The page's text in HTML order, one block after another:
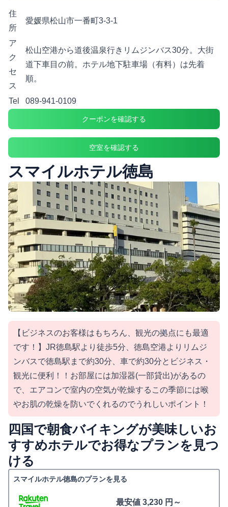
住
所
愛媛県松山市一番町3-3-1
ア
ク
セ
ス
松山空港から道後温泉行きリムジンバス30分。大街
道下車目の前。ホテル地下駐車場（有料）は先着
順。
Tel 089-941-0109
クーポンを確認する
空室を確認する
スマイルホテル徳島
【ビジネスのお客様はもちろん、観光の拠点にも最適
です！】JR徳島駅より徒歩5分、徳島空港よりリムジ
ンバスで徳島駅まで約30分、車で約30分とビジネス・
観光に便利！！お部屋には加湿器(一部貸出)があるの
で、エアコンで室内の空気が乾燥するこの季節には喉
やお肌の乾燥を防いでくれるのでうれしいポイント！
四国で朝食バイキングが美味しいお
すすめホテルでお得なプランを見つ
ける
スマイルホテル徳島のプランを見る
最安値 3,230 円～